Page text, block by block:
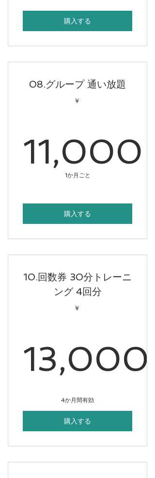
購入する
08.グループ 通い放題
￥
11,000
1か月ごと
購入する
10.回数券 30分トレーニ
ング 4回分
￥
13,000
4か月間有効
購入する